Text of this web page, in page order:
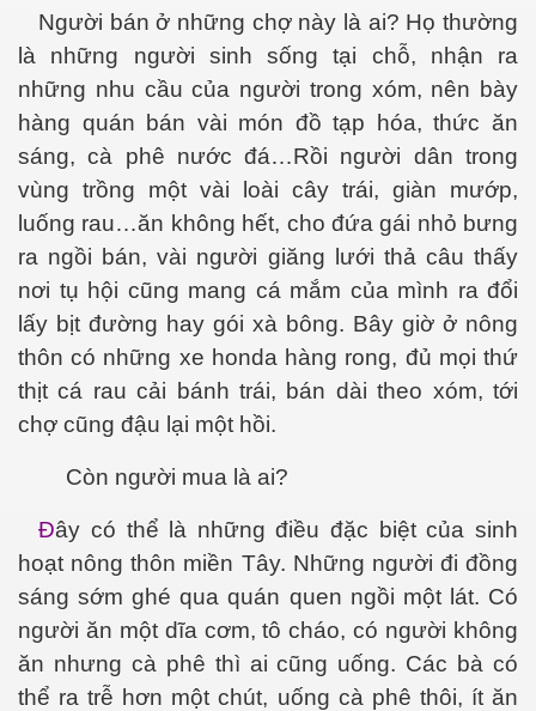
Người bán ở những chợ này là ai? Họ thường
là những người sinh sống tại chỗ, nhận ra
những nhu cầu của người trong xóm, nên bày
hàng quán bán vài món đồ tạp hóa, thức ăn
sáng, cà phê nước đá…Rồi người dân trong
vùng trồng một vài loài cây trái, giàn mướp,
luống rau…ăn không hết, cho đứa gái nhỏ bưng
ra ngồi bán, vài người giăng lưới thả câu thấy
nơi tụ hội cũng mang cá mắm của mình ra đổi
lấy bịt đường hay gói xà bông. Bây giờ ở nông
thôn có những xe honda hàng rong, đủ mọi thứ
thịt cá rau cải bánh trái, bán dài theo xóm, tới
chợ cũng đậu lại một hồi.
Còn người mua là ai?
Đây có thể là những điều đặc biệt của sinh
hoạt nông thôn miền Tây. Những người đi đồng
sáng sớm ghé qua quán quen ngồi một lát. Có
người ăn một dĩa cơm, tô cháo, có người không
ăn nhưng cà phê thì ai cũng uống. Các bà có
thể ra trễ hơn một chút, uống cà phê thôi, ít ăn